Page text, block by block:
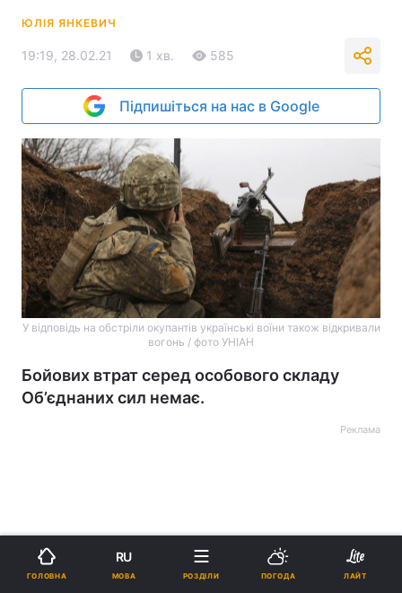
ЮЛІЯ ЯНКЕВИЧ
19:19, 28.02.21 1 хв. 585
Підпишіться на нас в Google
У відповідь на обстріли окупантів українські воїни також відкривали
вогонь / фото УНІАН
Бойових втрат серед особового складу
Об’єднаних сил немає.
Реклама
ad
ГОЛОВНА
RU
МОВА РОЗДІЛИ ПОГОДА ЛАЙТ